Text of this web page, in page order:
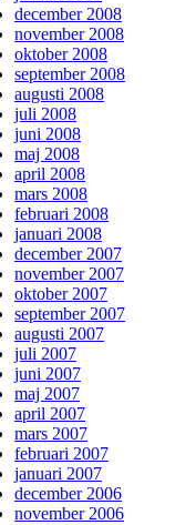
december 2008
november 2008
oktober 2008
september 2008
augusti 2008
juli 2008
juni 2008
maj 2008
april 2008
mars 2008
februari 2008
januari 2008
december 2007
november 2007
oktober 2007
september 2007
augusti 2007
juli 2007
juni 2007
maj 2007
april 2007
mars 2007
februari 2007
januari 2007
december 2006
november 2006